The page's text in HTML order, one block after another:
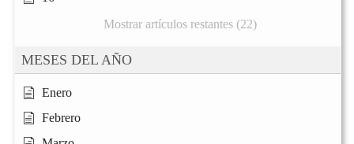
Mostrar artículos restantes (22)
MESES DEL AÑO
Enero
Febrero